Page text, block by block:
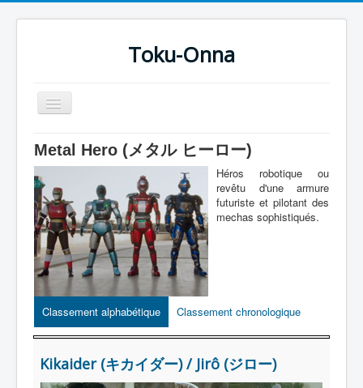
Toku-Onna
Basculer
la
Accueil
Toku-Actrices
Toku-Critiques
Séries
Films
COSAA
Dessins
Artiste Asperger
Lexique
Metal Hero (メタル ヒーロー)
Héros robotique ou
revêtu d'une armure
futuriste et pilotant des
mechas sophistiqués.
Classement alphabétique Classement chronologique
Kikaider (キカイダー) / Jirô (ジロー)